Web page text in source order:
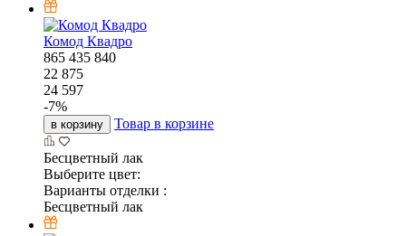
Комод Квадро
865 435 840
22 875
24 597
-7%
в корзину Товар в корзине
Бесцветный лак
Выберите цвет:
Варианты отделки :
Бесцветный лак